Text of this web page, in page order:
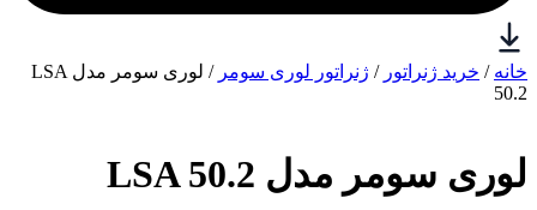
خانه / خرید ژنراتور / ژنراتور لوری سومر
/ لوری سومر مدل LSA
50.2
لوری سومر مدل LSA 50.2